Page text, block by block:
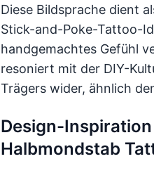
Diese Bildsprache dient
Stick-and-Poke-Tattoo-
handgemachtes Gefühl
resoniert mit der DIY-
Trägers wider, ähnlich
Design-
Halbmondstab